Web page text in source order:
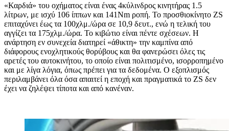
«Καρδιά» του οχήματος είναι ένας 4κύλινδρος κινητήρας 1.5
λίτρων, με ισχύ 106 ίππων και 141Nm ροπή. Το προσθιοκίνητο ZS
επιταχύνει έως τα 100χλμ./ώρα σε 10,9 δευτ., ενώ η τελική του
αγγίζει τα 175χλμ./ώρα. Το κιβώτιο είναι πέντε σχέσεων. Η
ανάρτηση εν συνεχεία διατηρεί «άθικτη» την καμπίνα από
διάφορους ενοχλητικούς θορύβους και θα φανερώσει όλες τις
αρετές του αυτοκινήτου, το οποίο είναι πολιτισμένο, ισορροπημένο
και με λίγα λόγια, όπως πρέπει για τα δεδομένα. Ο εξοπλισμός
περιλαμβάνει όλα όσα απαιτεί η εποχή και πραγματικά το ZS δεν
έχει να ζηλέψει τίποτα και από κανέναν.